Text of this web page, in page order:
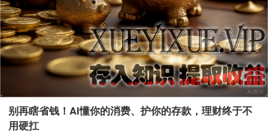
别再瞎省钱！AI懂你的消费、护你的存款，理财终于不
用硬扛